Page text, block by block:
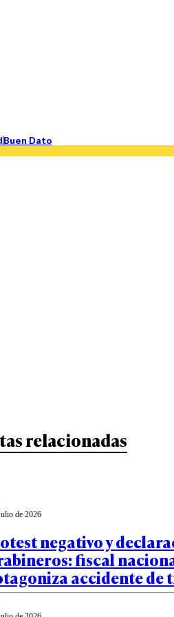
Buen Dato
relacionadas
de 2026
negativo y
fiscal
accidente de